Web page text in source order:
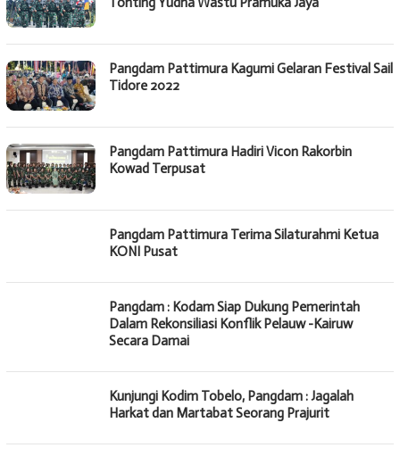
Pangdam Pattimura Kagumi Gelaran Festival Sail
Tidore 2022
Pangdam Pattimura Hadiri Vicon Rakorbin
Kowad Terpusat
Pangdam Pattimura Terima Silaturahmi Ketua
KONI Pusat
Pangdam : Kodam Siap Dukung Pemerintah
Dalam Rekonsiliasi Konflik Pelauw -Kairuw
Secara Damai
Kunjungi Kodim Tobelo, Pangdam : Jagalah
Harkat dan Martabat Seorang Prajurit